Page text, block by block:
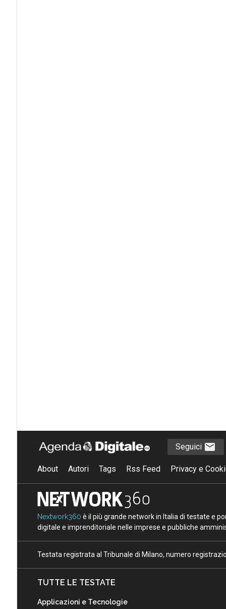
Seguici
About Autori Tags Rss Feed Privacy e
Nextwork360 è il più grande network in Italia di testate e
digitale e imprenditoriale nelle imprese e pubbliche
Testata registrata al Tribunale di Milano, numero
TUTTE LE TESTATE
Applicazioni e Tecnologie